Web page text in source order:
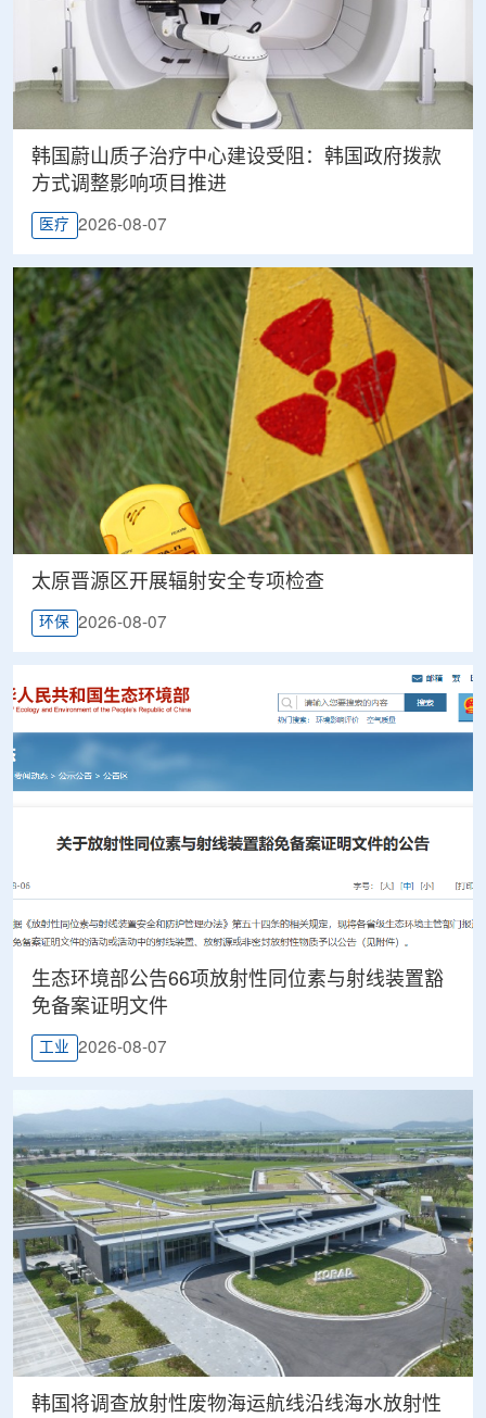
韩国蔚山质子治疗中心建设受阻：韩国政府拨款
方式调整影响项目推进
医疗 2026-08-07
太原晋源区开展辐射安全专项检查
环保 2026-08-07
生态环境部公告66项放射性同位素与射线装置豁
免备案证明文件
工业 2026-08-07
韩国将调查放射性废物海运航线沿线海水放射性